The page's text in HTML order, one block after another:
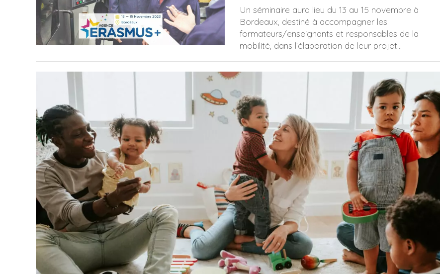
Un séminaire aura lieu du 13 au 15 novembre à
Bordeaux, destiné à accompagner les
formateurs/enseignants et responsables de la
mobilité, dans l’élaboration de leur projet...